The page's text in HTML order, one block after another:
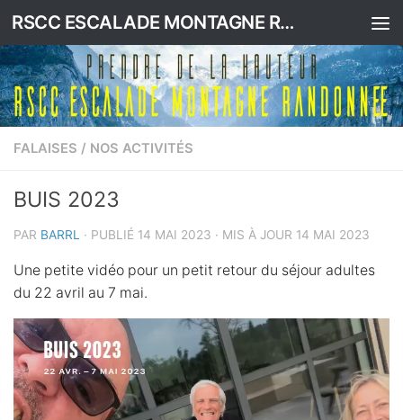
Skip to content RSCC ESCALADE MONTAGNE RANDONNEE
FALAISES / NOS ACTIVITÉS
BUIS 2023
PAR BARRL · PUBLIÉ 14 MAI 2023 · MIS À JOUR 14 MAI 2023
Une petite vidéo pour un petit retour du séjour adultes
du 22 avril au 7 mai.